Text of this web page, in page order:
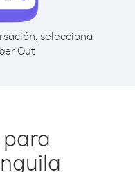
selecciona
Out
para